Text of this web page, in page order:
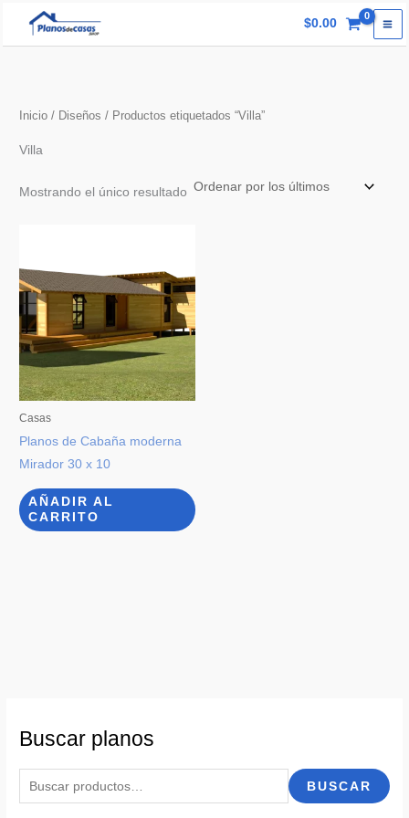
$0.00
Inicio / Diseños / Productos etiquetados “Villa”
Villa
Mostrando el único resultado
Casas
Planos de Cabaña moderna
Mirador 30 x 10
AÑADIR AL
CARRITO
Buscar planos
u
BUSCAR